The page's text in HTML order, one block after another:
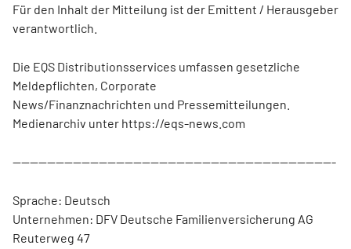
Für den Inhalt der Mitteilung ist der Emittent / Herausgeber
verantwortlich.
Die EQS Distributionsservices umfassen gesetzliche
Meldepflichten, Corporate
News/Finanznachrichten und Pressemitteilungen.
Medienarchiv unter https://eqs-news.com
---------------------------------------------------------------------------
Sprache: Deutsch
Unternehmen: DFV Deutsche Familienversicherung AG
Reuterweg 47